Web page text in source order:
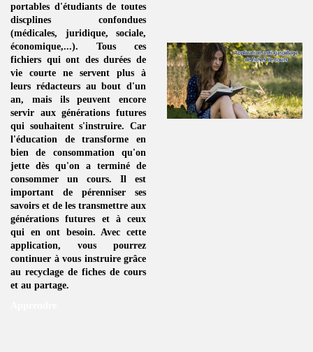
portables d'étudiants de toutes
discplines confondues
(médicales, juridique, sociale,
économique,...). Tous ces
fichiers qui ont des durées de
vie courte ne servent plus à
leurs rédacteurs au bout d'un
an, mais ils peuvent encore
servir aux générations futures
qui souhaitent s'instruire. Car
l'éducation de transforme en
bien de consommation qu'on
jette dès qu'on a terminé de
consommer un cours. Il est
important de pérenniser ses
savoirs et de les transmettre aux
générations futures et à ceux
qui en ont besoin. Avec cette
application, vous pourrez
continuer à vous instruire grâce
au recyclage de fiches de cours
et au partage.